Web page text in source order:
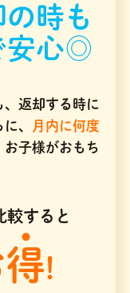
時も
安心◎
返却する時に
、
月内に何度
お子様がおもち
較すると
得!